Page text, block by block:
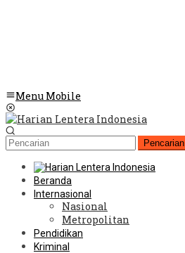
Menu Mobile
Pencarian
Beranda
Internasional
Nasional
Metropolitan
Pendidikan
Kriminal